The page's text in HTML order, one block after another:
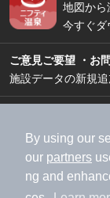
By using our
our partners
ng and
地図から
今すぐダ
ご意見ご要望 ・お
施設データの新規
加盟店
利用規
特定商取